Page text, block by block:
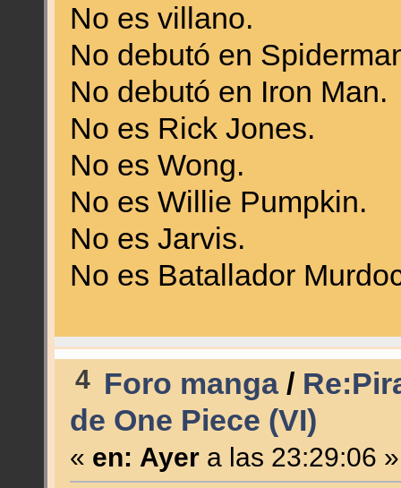
No es villano.
No debutó en
No debutó en Iron Man.
No es Rick Jones.
No es Wong.
No es Willie Pumpkin.
No es Jarvis.
No es Batallador
4 Foro manga/
de One Piece (VI)
« en: Ayera las 23:29:06 »